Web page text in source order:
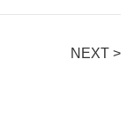
NEXT >